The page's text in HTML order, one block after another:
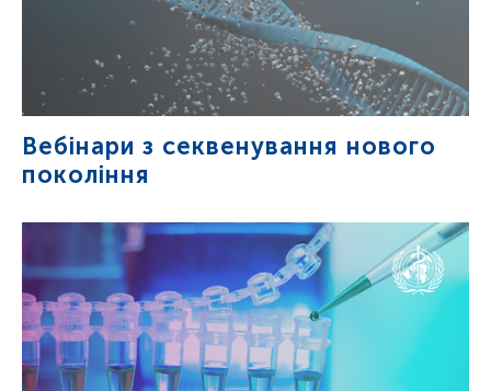
Вебінари з секвенування нового
покоління